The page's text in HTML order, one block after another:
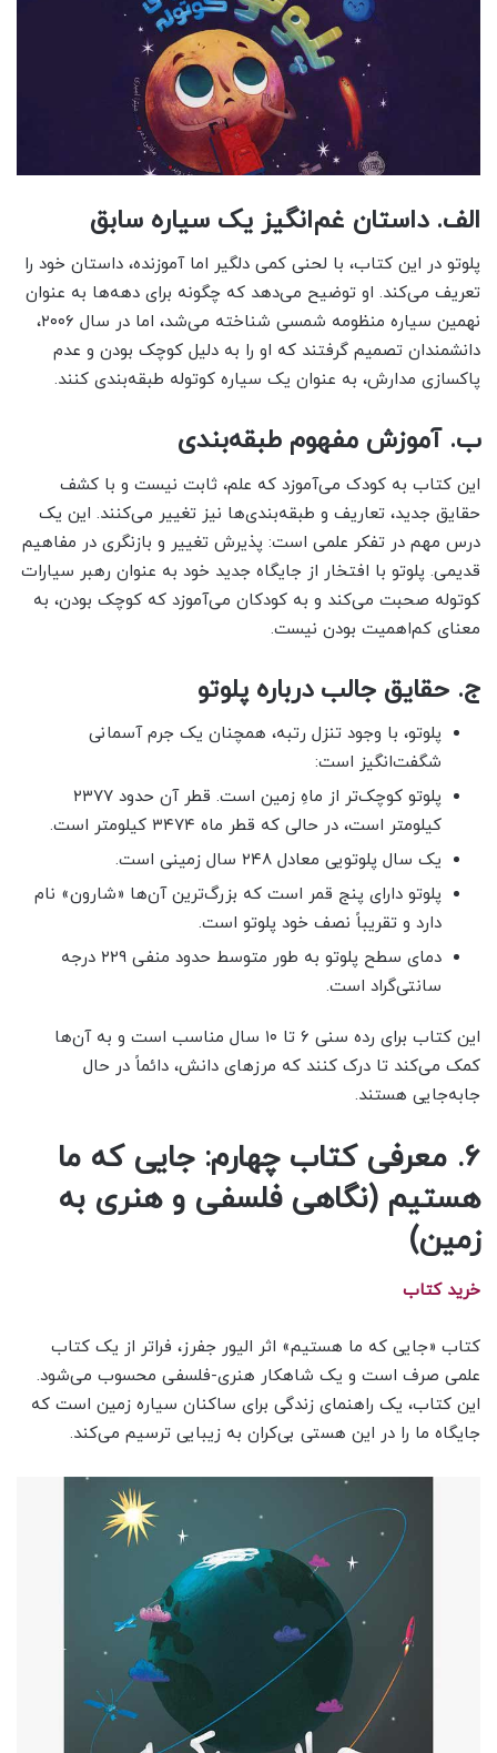
الف. داستان غم‌انگیز یک سیاره سابق
پلوتو در این کتاب، با لحنی کمی دلگیر اما آموزنده، داستان خود را
تعریف می‌کند. او توضیح می‌دهد که چگونه برای دهه‌ها به عنوان
نهمین سیاره منظومه شمسی شناخته می‌شد، اما در سال ۲۰۰۶،
دانشمندان تصمیم گرفتند که او را به دلیل کوچک بودن و عدم
پاکسازی مدارش، به عنوان یک سیاره کوتوله طبقه‌بندی کنند.
ب. آموزش مفهوم طبقه‌بندی
این کتاب به کودک می‌آموزد که علم، ثابت نیست و با کشف
حقایق جدید، تعاریف و طبقه‌بندی‌ها نیز تغییر می‌کنند. این یک
درس مهم در تفکر علمی است: پذیرش تغییر و بازنگری در مفاهیم
قدیمی. پلوتو با افتخار از جایگاه جدید خود به عنوان رهبر سیارات
کوتوله صحبت می‌کند و به کودکان می‌آموزد که کوچک بودن، به
معنای کم‌اهمیت بودن نیست.
ج. حقایق جالب درباره پلوتو
پلوتو، با وجود تنزل رتبه، همچنان یک جرم آسمانی
شگفت‌انگیز است:
پلوتو کوچک‌تر از ماهِ زمین است. قطر آن حدود ۲۳۷۷
کیلومتر است، در حالی که قطر ماه ۳۴۷۴ کیلومتر است.
یک سال پلوتویی معادل ۲۴۸ سال زمینی است.
پلوتو دارای پنج قمر است که بزرگ‌ترین آن‌ها «شارون» نام
دارد و تقریباً نصف خود پلوتو است.
دمای سطح پلوتو به طور متوسط حدود منفی ۲۲۹ درجه
سانتی‌گراد است.
این کتاب برای رده سنی ۶ تا ۱۰ سال مناسب است و به آن‌ها
کمک می‌کند تا درک کنند که مرزهای دانش، دائماً در حال
جابه‌جایی هستند.
۶. معرفی کتاب چهارم: جایی که ما
هستیم (نگاهی فلسفی و هنری به
زمین)
خرید کتاب
کتاب «جایی که ما هستیم» اثر الیور جفرز، فراتر از یک کتاب
علمی صرف است و یک شاهکار هنری-فلسفی محسوب می‌شود.
این کتاب، یک راهنمای زندگی برای ساکنان سیاره زمین است که
جایگاه ما را در این هستی بی‌کران به زیبایی ترسیم می‌کند.